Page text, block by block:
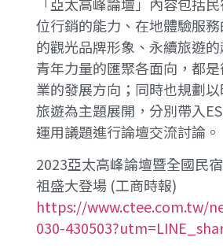
位行銷的能力、在地體驗服
的觀光品牌形象、永續旅遊
青年力量的匯聚各面向，都
業的發展方向；同時也規劃
旅遊為主題展開，分別帶入
運用議題進行論壇交流討論。
2023亞太高峰論壇暨全國民
祖盛大登場 (工商時報)
https://www.ctee.com.tw/
030-